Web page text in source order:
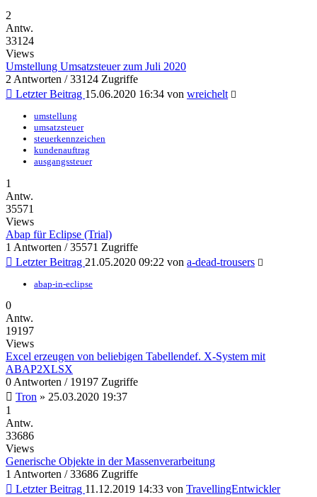
2
Antw.
33124
Views
Umstellung Umsatzsteuer zum Juli 2020
2 Antworten / 33124 Zugriffe
Letzter Beitrag 15.06.2020 16:34 von wreichelt
umstellung
umsatzsteuer
steuerkennzeichen
kundenauftrag
ausgangssteuer
1
Antw.
35571
Views
Abap für Eclipse (Trial)
1 Antworten / 35571 Zugriffe
Letzter Beitrag 21.05.2020 09:22 von a-dead-trousers
abap-in-eclipse
0
Antw.
19197
Views
Excel erzeugen von beliebigen Tabellendef. X-System mit
ABAP2XLSX
0 Antworten / 19197 Zugriffe
Tron » 25.03.2020 19:37
1
Antw.
33686
Views
Generische Objekte in der Massenverarbeitung
1 Antworten / 33686 Zugriffe
Letzter Beitrag 11.12.2019 14:33 von TravellingEntwickler